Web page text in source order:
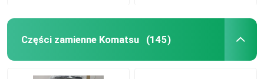
Części zamienne Komatsu (145)